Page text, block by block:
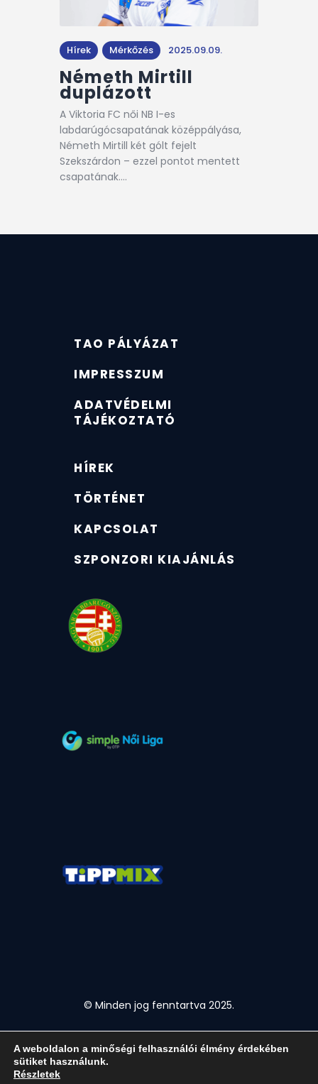
Hírek Mérkőzés 2025.09.09.
Németh Mirtill
duplázott
A Viktoria FC női NB I-es
labdarúgócsapatának középpályása,
Németh Mirtill két gólt fejelt
Szekszárdon – ezzel pontot mentett
csapatának.…
TAO PÁLYÁZAT
IMPRESSZUM
ADATVÉDELMI
TÁJÉKOZTATÓ
HÍREK
TÖRTÉNET
KAPCSOLAT
SZPONZORI KIAJÁNLÁS
© Minden jog fenntartva 2025.
A weboldalon a minőségi felhasználói élmény érdekében
sütiket használunk.
Részletek